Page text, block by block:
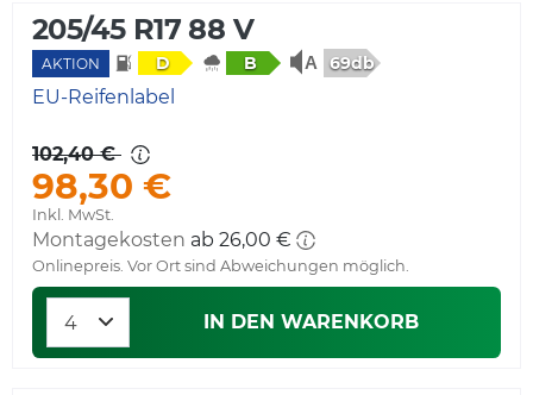
205/45 R17 88 V
AKTION D B 69db
EU-Reifenlabel
102,40 €
98,30 €
Inkl. MwSt.
Montagekosten ab 26,00 €
Onlinepreis. Vor Ort sind Abweichungen möglich.
IN DEN WARENKORB